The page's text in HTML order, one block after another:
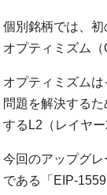
個別銘柄では、
オプティミズム（
オプティミズム
問題を解決する
するL2（レイヤ
今回のアップグ
である「EIP-